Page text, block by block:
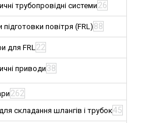
трубопровідні системи26
підготовки повітря (FRL) 88
для FRL22
приводи 38
262
складання шлангів і трубок45